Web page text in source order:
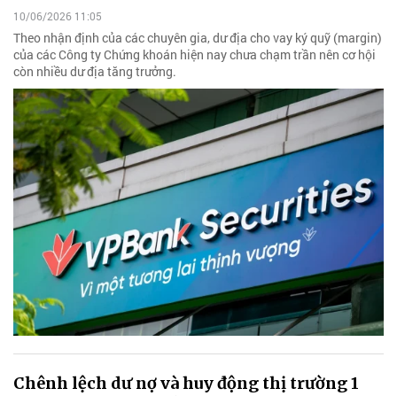
10/06/2026 11:05
Theo nhận định của các chuyên gia, dư địa cho vay ký quỹ (margin)
của các Công ty Chứng khoán hiện nay chưa chạm trần nên cơ hội
còn nhiều dư địa tăng trưởng.
Chênh lệch dư nợ và huy động thị trường 1